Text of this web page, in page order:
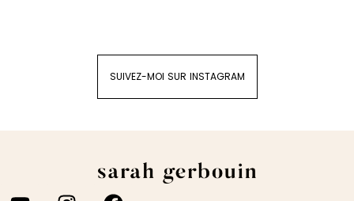
SUIVEZ-MOI SUR INSTAGRAM